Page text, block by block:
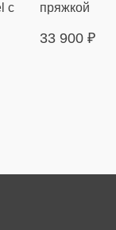
с
пряжкой
33 900 ₽